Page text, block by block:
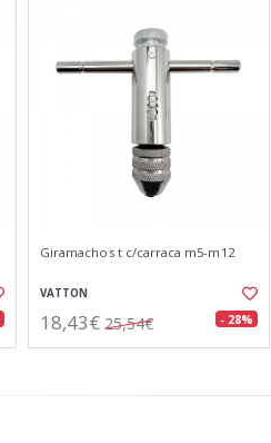
Giramachos t c/carraca m5-m12
VATTON
18,43€ 25,54€ - 28%